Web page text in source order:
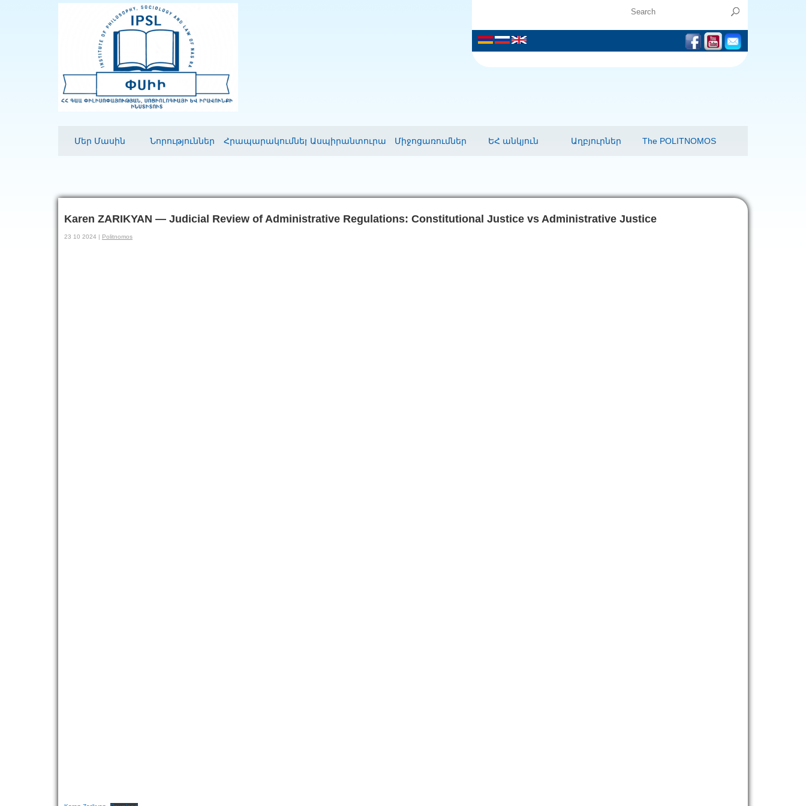
Մեր Մասին Նորություններ Հրապարակումներ Ասպիրանտուրա Միջոցառումներ ԵՀ անկյուն Աղբյուրներ The POLITNOMOS
Karen ZARIKYAN — Judicial Review of Administrative Regulations: Constitutional Justice vs Administrative Justice
23 10 2024 | Politnomos